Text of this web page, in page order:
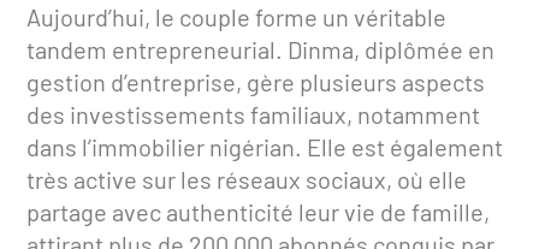
Aujourd’hui, le couple forme un véritable
tandem entrepreneurial. Dinma, diplômée en
gestion d’entreprise, gère plusieurs aspects
des investissements familiaux, notamment
dans l’immobilier nigérian. Elle est également
très active sur les réseaux sociaux, où elle
partage avec authenticité leur vie de famille,